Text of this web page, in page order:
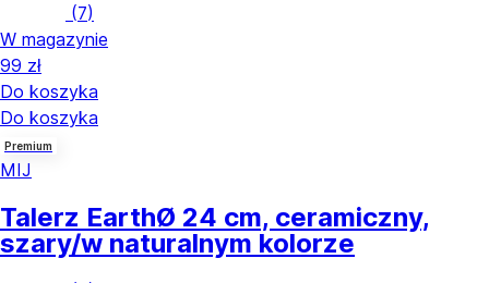
(7)
W magazynie
99 zł
Do koszyka
Do koszyka
Premium
MIJ
Talerz EarthØ 24 cm, ceramiczny,
szary/w naturalnym kolorze